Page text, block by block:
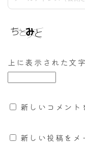
上に表示された文
新しいコメント
新しい投稿をメ